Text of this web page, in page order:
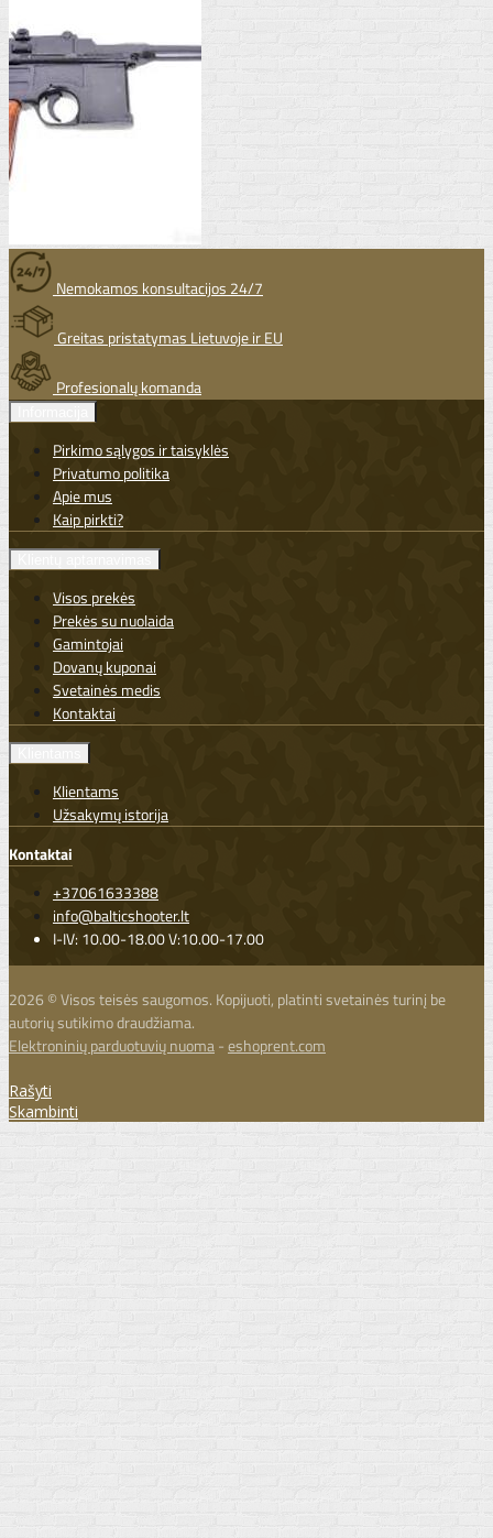
Nemokamos konsultacijos 24/7
Greitas pristatymas Lietuvoje ir EU
Profesionalų komanda
Pirkimo sąlygos ir taisyklės
Privatumo politika
Apie mus
Kaip pirkti?
Visos prekės
Prekės su nuolaida
Gamintojai
Dovanų kuponai
Svetainės medis
Kontaktai
Klientams
Užsakymų istorija
Kontaktai
+37061633388
info@balticshooter.lt
I-IV: 10.00-18.00 V:10.00-17.00
2026 © Visos teisės saugomos. Kopijuoti, platinti svetainės turinį be
autorių sutikimo draudžiama.
Elektroninių parduotuvių nuoma-eshoprent.com
Rašyti
Skambinti